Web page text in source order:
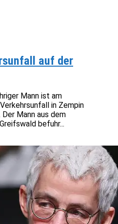
auf der
Mann ist am
in Zempin
Mann aus dem
befuhr...